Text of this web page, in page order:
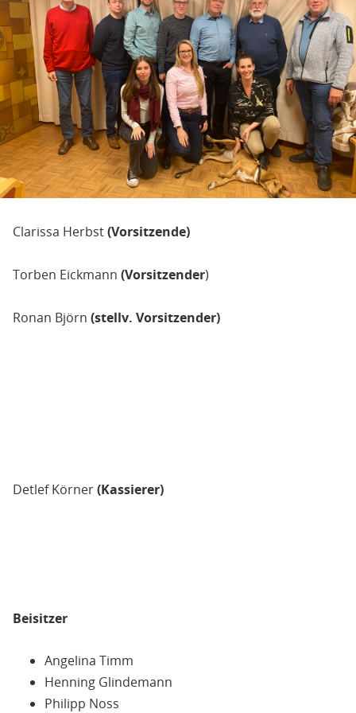
Clarissa Herbst(Vorsitzende)
Torben Eickmann (Vorsitzender)
Ronan Björn (stellv. Vorsitzender)
Detlef Körner(Kassierer)
Beisitzer
Angelina Timm
Henning Glindemann
Philipp Noss